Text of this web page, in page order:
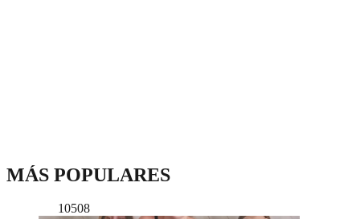
MÁS POPULARES
10508